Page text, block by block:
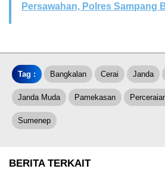
Persawahan, Polres Sampang
Tag : Bangkalan Cerai Janda
Janda Muda Pamekasan
Sumenep
BERITA TERKAIT